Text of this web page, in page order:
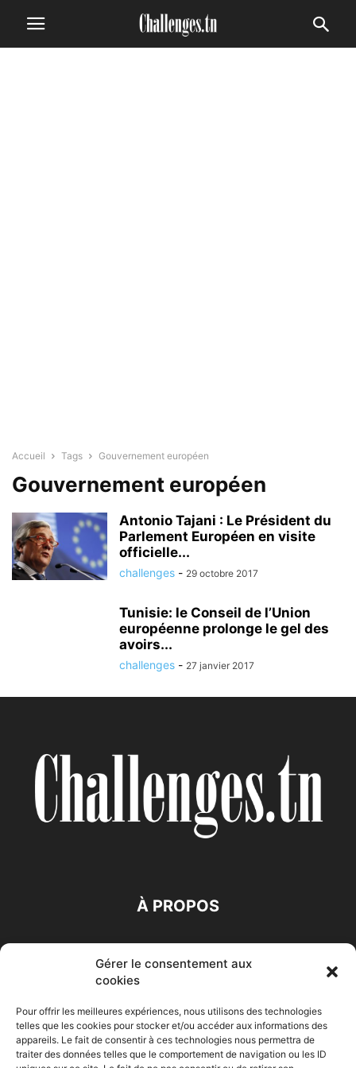
Gérer le consentement aux
cookies
Pour offrir les meilleures expériences, nous utilisons des technologies
telles que les cookies pour stocker et/ou accéder aux informations des
appareils. Le fait de consentir à ces technologies nous permettra de
traiter des données telles que le comportement de navigation ou les ID
Accueil Tags Gouvernement européen
Gouvernement européen
Antonio Tajani : Le Président du
Parlement Européen en visite
officielle...
challenges - 29 octobre 2017
Tunisie: le Conseil de l’Union
européenne prolonge le gel des
avoirs...
challenges - 27 janvier 2017
À PROPOS